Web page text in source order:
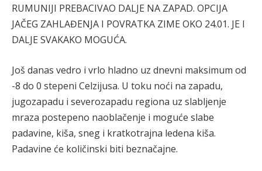
RUMUNIJI PREBACIVAO DALJE NA ZAPAD. OPCIJA
JAČEG ZAHLAĐENJA I POVRATKA ZIME OKO 24.01. JE I
DALJE SVAKAKO MOGUĆA.
Još danas vedro i vrlo hladno uz dnevni maksimum od
-8 do 0 stepeni Celzijusa. U toku noći na zapadu,
jugozapadu i severozapadu regiona uz slabljenje
mraza postepeno naoblačenje i moguće slabe
padavine, kiša, sneg i kratkotrajna ledena kiša.
Padavine će količinski biti beznačajne.